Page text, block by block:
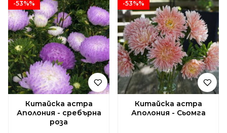
-53%%
Китайска астра
Аполония - сребърна
роза
-53%%
Китайска астра
Аполония - Сьомга